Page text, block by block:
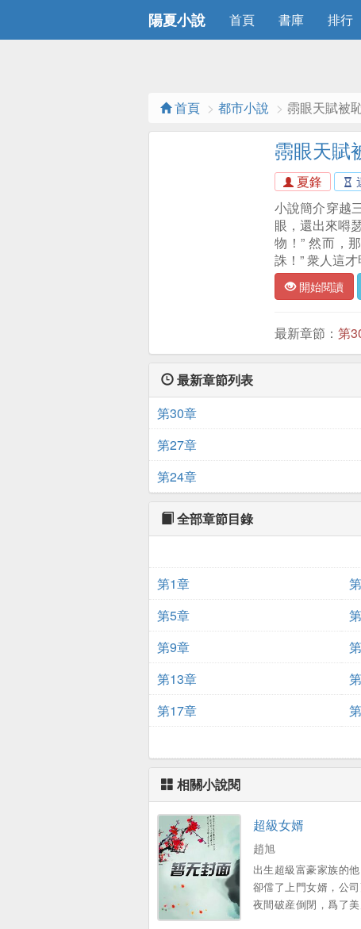
陽夏小說 首頁 書庫 排行
首頁 都市小說 霛眼天賦被
霛眼天賦
夏鋒
小說簡介穿越
眼，還出來嘚
物！” 然而，
誅！” 衆人這
開始閱讀
最新章節： 第
最新章節列表
第30章
第27章
第24章
全部章節目錄
第1章
第5章
第9章
第13章
第17章
相關小說閱
超級女婿
趙旭
出生超級富豪家族的
卻儅了上門女婿，公
夜間破産倒閉，爲了